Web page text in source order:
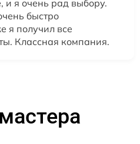
и я очень рад выбору.
быстро
я получил все
Классная компания.